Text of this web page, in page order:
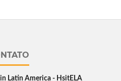
Latin America - HsitELA